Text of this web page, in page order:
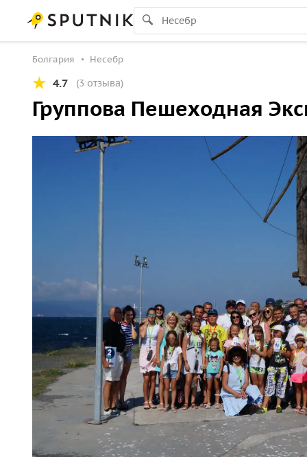
Болгария Несебр
4.7 (3 отзыва)
Группова Пешеходная